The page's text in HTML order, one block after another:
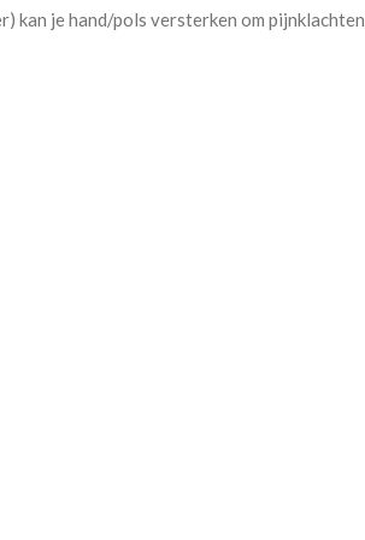
kan je hand/pols versterken om pijnklachten